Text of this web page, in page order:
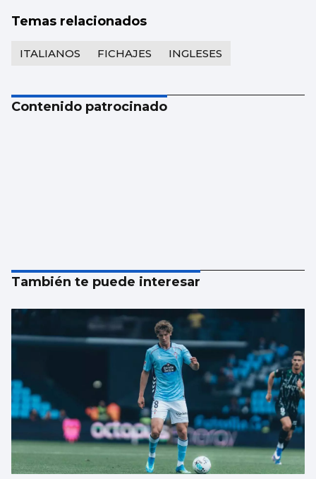
Temas relacionados
ITALIANOS FICHAJES INGLESES
Contenido patrocinado
También te puede interesar